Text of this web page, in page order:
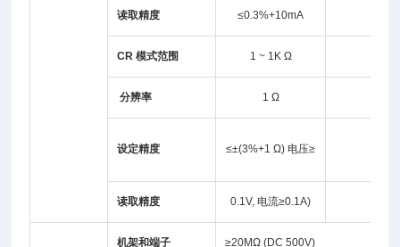
读取精度 ≤0.3%+10mA
CR模式范围 1 ~ 1K Ω
分辨率 1 Ω
设定精度 ≤±(3%+1 Ω) 电压≥
读取精度 0.1V, 电流≥0.1A)
机架和端子 ≥20MΩ (DC 500V)